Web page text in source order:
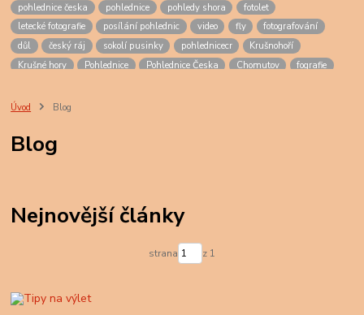
pohlednice česka pohlednice pohledy shora
fotolet
letecké fotografie
posílání pohlednic video fly
fotografování
důl
český ráj sokolí pusinky pohlednicecr
Krušnohoří
Krušné hory
Pohlednice Pohlednice Česka Chomutov
fografie
Kutná Hora
egerberg
Úvod Blog
Blog
Nejnovější články
strana z 1